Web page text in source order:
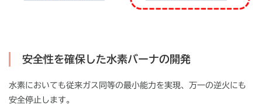
安全性を確保した水素バーナの開発
水素においても従来ガス同等の最小能力を実現、万一の逆火にも
安全停止します。